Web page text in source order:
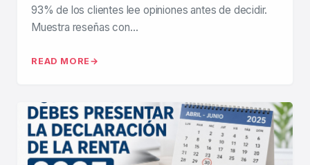
93% de los clientes lee opiniones antes de decidir.
Muestra reseñas con…
READ MORE